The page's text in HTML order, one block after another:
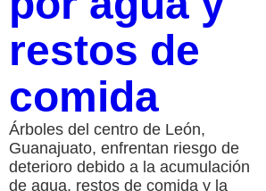
restos de
comida
Árboles del centro de León,
Guanajuato, enfrentan riesgo de
deterioro debido a la acumulación
de agua, restos de comida y la